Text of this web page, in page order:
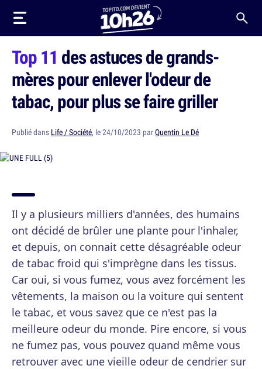
Top 11 des astuces de grands-
mères pour enlever l'odeur de
tabac, pour plus se faire griller
Publié dans Life / Société, le 24/10/2023 parQuentin Le Dé
Il y a plusieurs milliers d'années, des humains
ont décidé de brûler une plante pour l'inhaler,
et depuis, on connait cette désagréable odeur
de tabac froid qui s'imprègne dans les tissus.
Car oui, si vous fumez, vous avez forcément les
vêtements, la maison ou la voiture qui sentent
le tabac, et vous savez que ce n'est pas la
meilleure odeur du monde. Pire encore, si vous
ne fumez pas, vous pouvez quand même vous
retrouver avec une vieille odeur de cendrier sur